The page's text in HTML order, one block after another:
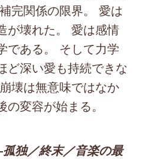
完関係の限界。 愛は
が壊れた。 愛は感情
である。 そして力学
ど深い愛も持続できな
壊は無意味ではなか
変容が始まる。
独／終末／音楽の最